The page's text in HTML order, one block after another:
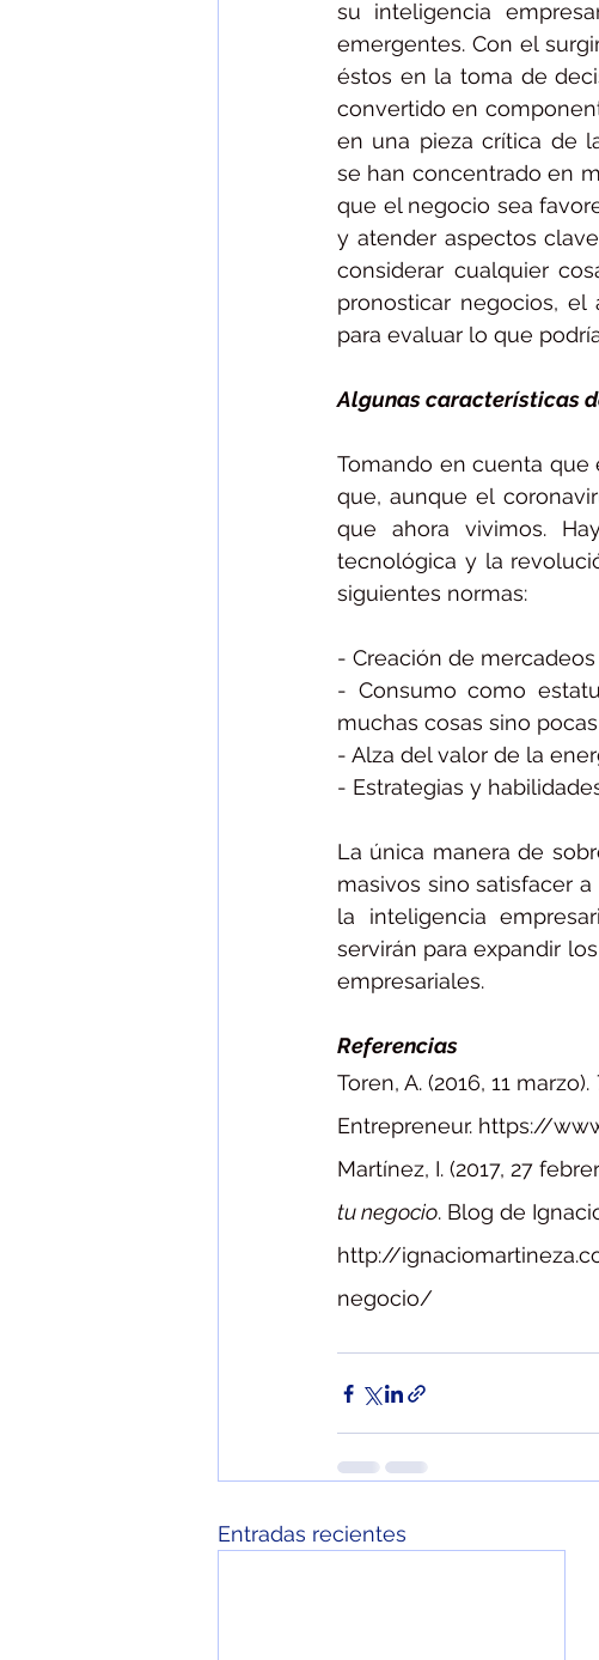
su inteligencia
emergentes. Con el
éstos en la toma de
convertido en
en una pieza crítica de
se han concentrado en
que el negocio sea
y atender aspectos
considerar cualquier
pronosticar negocios,
para evaluar lo que
Algunas características
Tomando en cuenta que
que, aunque el
que ahora vivimos.
tecnológica y la
siguientes normas:
- Creación de
- Consumo como
muchas cosas sino
- Alza del valor de la
- Estrategias y
La única manera de
masivos sino satisfacer
la inteligencia
servirán para expandir
empresariales.
Referencias
Toren, A. (2016, 11 marzo).
Entrepreneur. https://
Martínez, I. (2017, 27
tu negocio. Blog de
http://
negocio/
Entradas recientes